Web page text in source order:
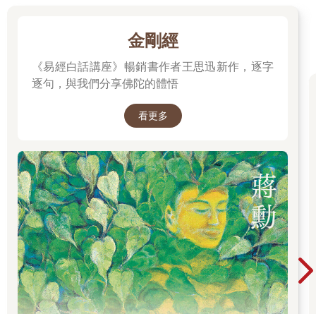
金剛經
《易經白話講座》暢銷書作者王思迅新作，逐字
逐句，與我們分享佛陀的體悟
看更多